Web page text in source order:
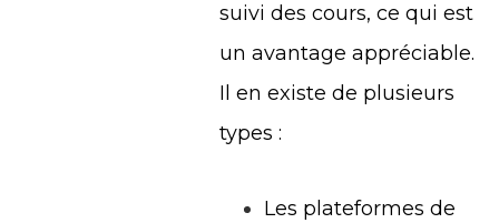
suivi des cours, ce qui est
un avantage appréciable.
Il en existe de plusieurs
types :
Les plateformes de